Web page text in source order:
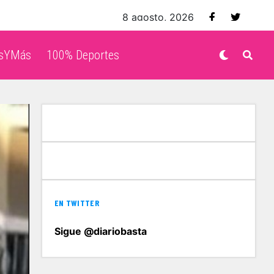
8 agosto, 2026
100% Deportes
EN TWITTER
Sigue @diariobasta